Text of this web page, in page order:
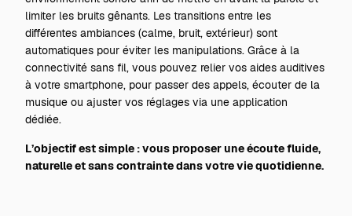
limiter les bruits gênants. Les transitions entre les
différentes ambiances (calme, bruit, extérieur) sont
automatiques pour éviter les manipulations. Grâce à la
connectivité sans fil, vous pouvez relier vos aides auditives
à votre smartphone, pour passer des appels, écouter de la
musique ou ajuster vos réglages via une application
dédiée.
L’objectif est simple : vous proposer une écoute fluide,
naturelle et sans contrainte dans votre vie quotidienne.